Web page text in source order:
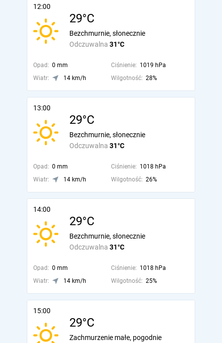
12:00
29°C
Odczuwalna 31°C
Bezchmurnie, słonecznie
Opad: 0 mm Ciśnienie: 1019 hPa
Wiatr:
14 km/h Wilgotność: 28%
13:00
29°C
Odczuwalna 31°C
Bezchmurnie, słonecznie
Opad: 0 mm Ciśnienie: 1018 hPa
Wiatr:
14 km/h Wilgotność: 26%
14:00
29°C
Odczuwalna 31°C
Bezchmurnie, słonecznie
Opad: 0 mm Ciśnienie: 1018 hPa
Wiatr:
14 km/h Wilgotność: 25%
15:00
29°C
Zachmurzenie małe, pogodnie